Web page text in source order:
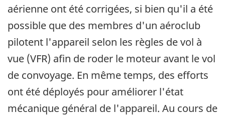
aérienne ont été corrigées, si bien qu'il a été
possible que des membres d'un aéroclub
pilotent l'appareil selon les règles de vol à
vue (VFR) afin de roder le moteur avant le vol
de convoyage. En même temps, des efforts
ont été déployés pour améliorer l'état
mécanique général de l'appareil. Au cours de